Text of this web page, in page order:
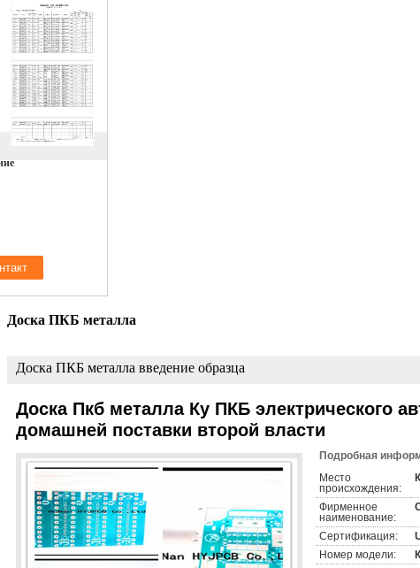
Доска ПКБ металла
Доска ПКБ металла введение образца
Доска Пкб металла Ку ПКБ электрического
домашней поставки второй власти
Подробная
Место
происхождения:
Фирменное
наименование:
Сертификация:
Номер модели: